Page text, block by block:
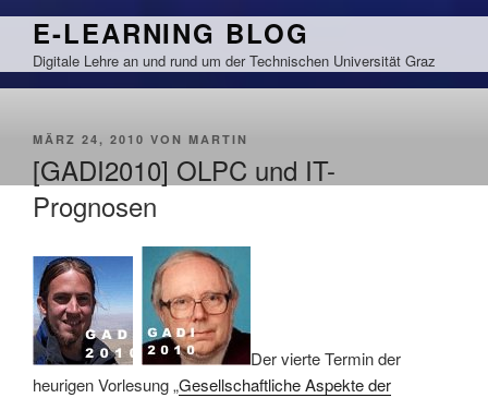
Zum
springen
E-LEARNING BLOG
Digitale Lehre an und rund um der Technischen Universität Graz
VERÖFFENTLICHT
MÄRZ 24, 2010 VON MARTIN
[GADI2010] OLPC und IT-
Prognosen
Der vierte Termin der
heurigen Vorlesung „Gesellschaftliche Aspekte der